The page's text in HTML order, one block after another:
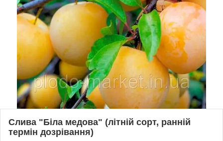
Слива "Біла медова" (літній сорт, ранній
термін дозрівання)